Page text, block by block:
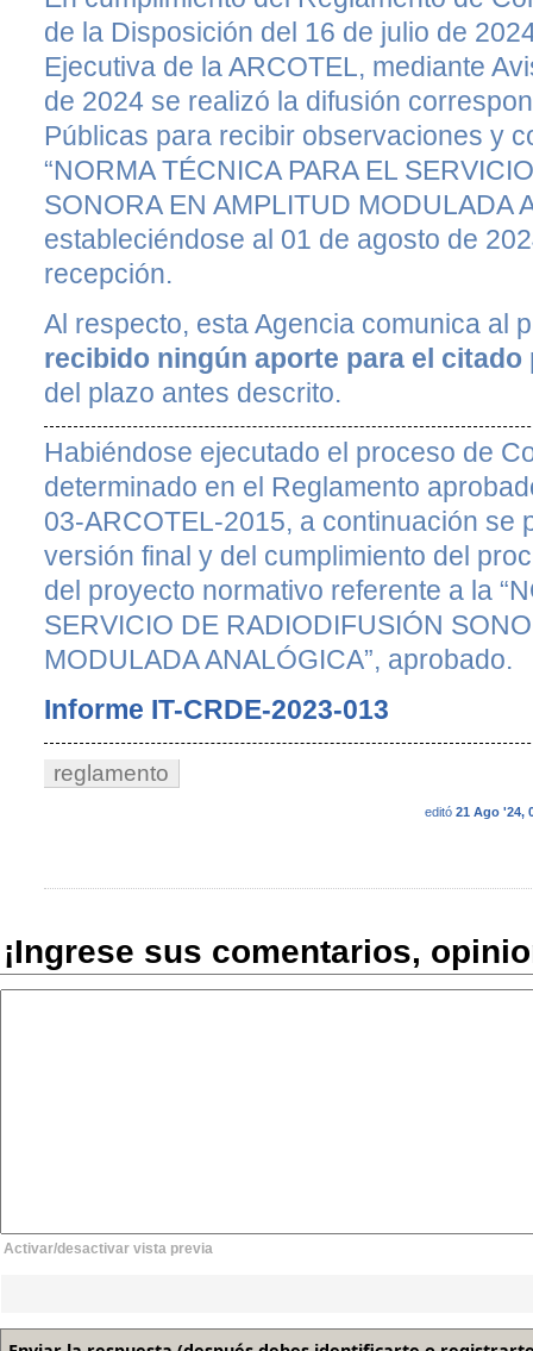
de la Disposición del 16 de julio de
Ejecutiva de la ARCOTEL, mediante
de 2024 se realizó la difusión
Públicas para recibir observaciones y
“NORMA TÉCNICA PARA EL
SONORA EN AMPLITUD MODULADA
estableciéndose al 01 de agosto de
recepción.
Al respecto, esta Agencia comunica al
recibido ningún aporte para el
del plazo antes descrito.
Habiéndose ejecutado el proceso de
determinado en el Reglamento
03-ARCOTEL-2015, a continuación se
versión final y del cumplimiento del
del proyecto normativo referente a la
SERVICIO DE RADIODIFUSIÓN
MODULADA ANALÓGICA”, aprobado.
Informe IT-CRDE-2023-013
reglamento
editó 21 Ago '24,
¡Ingrese sus comentarios,
Activar/desactivar vista previa